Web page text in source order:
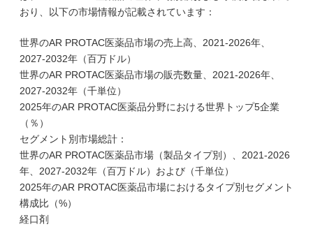
おり、以下の市場情報が記載されています：
世界のAR PROTAC医薬品市場の売上高、2021-2026年、
2027-2032年（百万ドル）
世界のAR PROTAC医薬品市場の販売数量、2021-2026年、
2027-2032年（千単位）
2025年のAR PROTAC医薬品分野における世界トップ5企業
（％）
セグメント別市場総計：
世界のAR PROTAC医薬品市場（製品タイプ別）、2021-2026
年、2027-2032年（百万ドル）および（千単位）
2025年のAR PROTAC医薬品市場におけるタイプ別セグメント
構成比（%）
経口剤